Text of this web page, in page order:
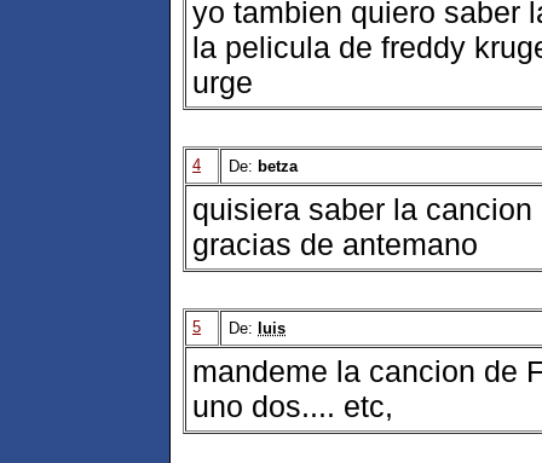
yo tambien quiero saber
la pelicula de freddy
urge
4 De: betza
quisiera saber la
gracias de antemano
5 De: luis
mandeme la cancion de
uno dos.... etc,